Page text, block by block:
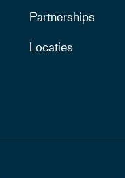
Partnerships
Locaties